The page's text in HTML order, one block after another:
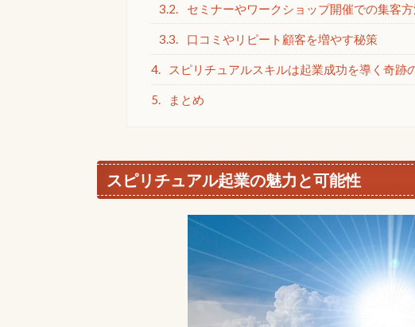
3.2. セミナーやワークショップ開催での集客
3.3. 口コミやリピート顧客を増やす秘策
4. スピリチュアルスキルは起業成功を導く奇跡
5. まとめ
スピリチュアル起業の魅力と可能性